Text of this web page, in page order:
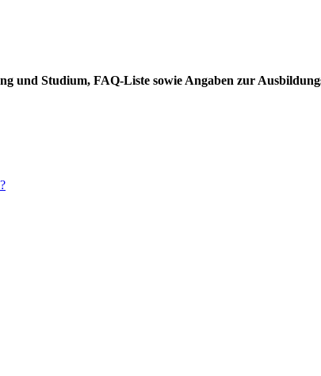
und Studium, FAQ-Liste sowie Angaben zur